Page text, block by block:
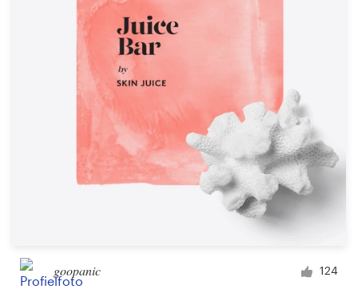
goopanic 124